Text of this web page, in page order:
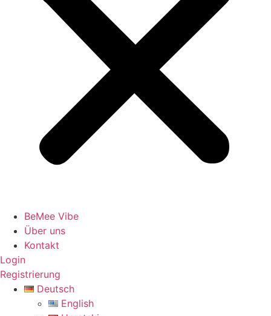
BeMee Vibe
Über uns
Kontakt
Login
Registrierung
Deutsch
English